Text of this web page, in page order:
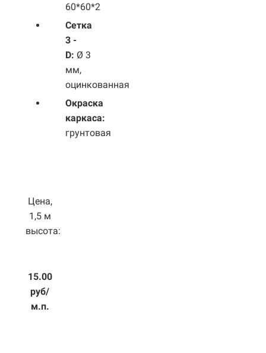
60*60*2
Сетка
3 -
D: Ø 3
мм,
оцинкованная
Окраска
каркаса:
грунтовая
Цена,
1,5 м
высота:
15.00
руб/
м.п.